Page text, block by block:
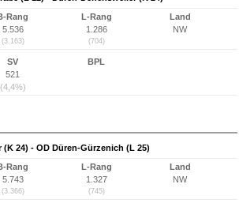
Rang
5.536
(3.163)
L-Rang
1.286
(704)
Land
NW
SV
521
(4,4%)
BPL
24) - OD Düren-Gürzenich (L 25)
Rang
5.743
(3.366)
L-Rang
1.327
(745)
Land
NW